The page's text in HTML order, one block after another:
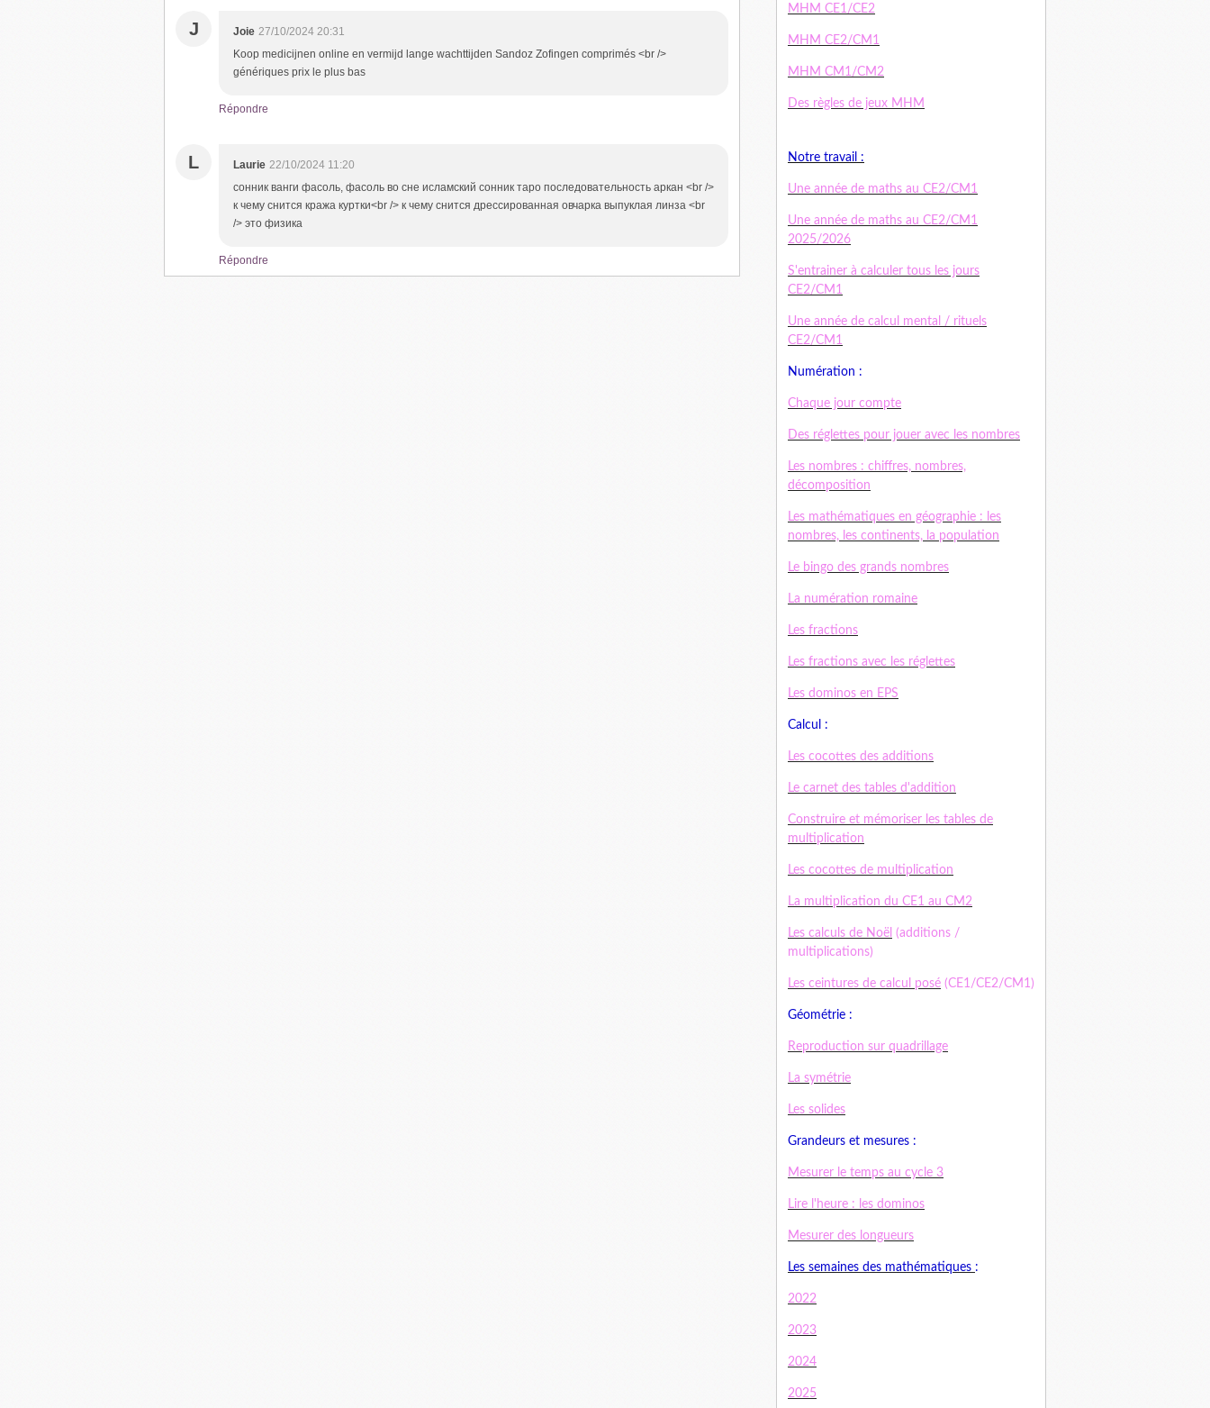
J Joie 27/10/2024 20:31
Koop medicijnen online en vermijd lange wachttijden Sandoz Zofingen comprimés <br />
génériques prix le plus bas
Répondre
L Laurie 22/10/2024 11:20
сонник ванги фасоль, фасоль во сне исламский сонник таро последовательность аркан <br />
к чему снится кража куртки<br /> к чему снится дрессированная овчарка выпуклая линза <br
/> это физика
Répondre
MHM CE1/CE2
MHM CE2/CM1
MHM CM1/CM2
Des règles de jeux MHM
Notre travail :
Une année de maths au CE2/CM1
Une année de maths au CE2/CM1
2025/2026
S'entrainer à calculer tous les jours
CE2/CM1
Une année de calcul mental / rituels
CE2/CM1
Numération :
Chaque jour compte
Des réglettes pour jouer avec les nombres
Les nombres : chiffres, nombres,
décomposition
Les mathématiques en géographie : les
nombres, les continents, la population
Le bingo des grands nombres
La numération romaine
Les fractions
Les fractions avec les réglettes
Les dominos en EPS
Calcul :
Les cocottes des additions
Le carnet des tables d'addition
Construire et mémoriser les tables de
multiplication
Les cocottes de multiplication
La multiplication du CE1 au CM2
Les calculs de Noël (additions /
multiplications)
Les ceintures de calcul posé (CE1/CE2/CM1)
Géométrie :
Reproduction sur quadrillage
La symétrie
Les solides
Grandeurs et mesures :
Mesurer le temps au cycle 3
Lire l'heure : les dominos
Mesurer des longueurs
Les semaines des mathématiques :
2022
2023
2024
2025